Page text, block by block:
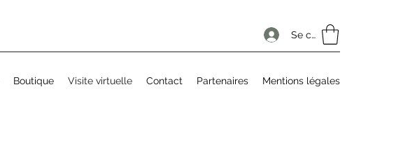
Se connecter
Boutique Visite virtuelle Contact Partenaires Mentions légales